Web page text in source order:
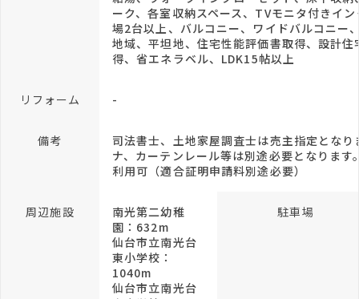
ーク、各室収納スペース、TVモニタ付きイ
場2台以上、バルコニー、ワイドバルコニー
地域、平坦地、住宅性能評価書取得、設計住
得、省エネラベル、LDK15帖以上
リフォーム -
備考
司法書士、土地家屋調査士は売主指定となり
ナ、カーテンレール等は別途必要となります
利用可（適合証明申請料別途必要）
周辺施設
南光第二幼稚
園：632m
仙台市立南光台
東小学校：
1040m
仙台市立南光台
駐車場